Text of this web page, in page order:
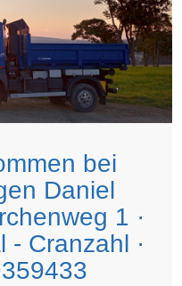
bei
Daniel
1 ·
Cranzahl ·